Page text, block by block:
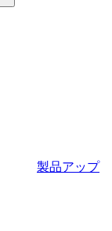
製品アップ